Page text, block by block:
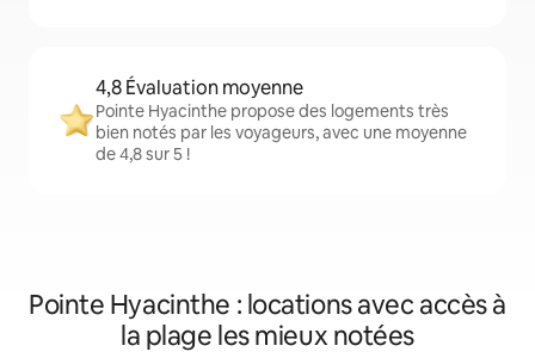
4,8 Évaluation moyenne
Pointe Hyacinthe propose des logements très
bien notés par les voyageurs, avec une moyenne
de 4,8 sur 5 !
Pointe Hyacinthe : locations avec accès à
la plage les mieux notées